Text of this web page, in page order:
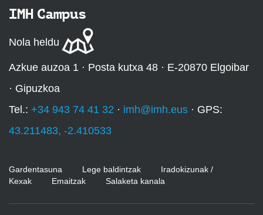
IMH Campus
Nola heldu
Azkue auzoa 1 · Posta kutxa 48 · E-20870 Elgoibar
· Gipuzkoa
Tel.: +34 943 74 41 32 · imh@imh.eus · GPS:
43.211483, -2.410533
Gardentasuna Lege baldintzak
Iradokizunak /
Kexak
Emaitzak Salaketa kanala